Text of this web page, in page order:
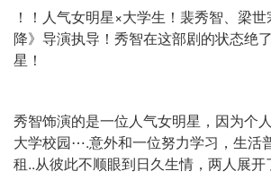
！！人气女明星×大学生！裴秀智、梁
降》导演执导！秀智在这部剧的状态绝
星！
秀智饰演的是一位人气女明星，因为个
大学校园⋯.意外和一位努力学习，生活
租..从彼此不顺眼到日久生情，两人展开